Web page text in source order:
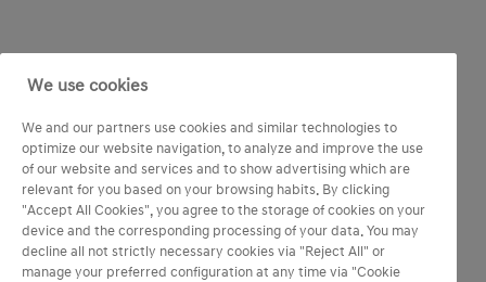
Sécurité et fiabilité des données
La pertinence de votre analyse repose sur
l’exactitude des chiffres. Chaque donnée affichée,
des cycles WLTP aux émissions de CO2, provient
directement des homologations officielles HYUNDAI.
Cette rigueur garantit une information objective
We use cookies
We and our partners use cookies and similar technologies to
optimize our website navigation, to analyze and improve the use
of our website and services and to show advertising which are
relevant for you based on your browsing habits. By clicking
"Accept All Cookies", you agree to the storage of cookies on your
device and the corresponding processing of your data. You may
decline all not strictly necessary cookies via "Reject All" or
manage your preferred configuration at any time via "Cookie